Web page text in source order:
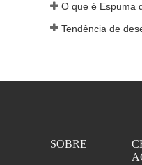
O que é Espuma
SOBRE